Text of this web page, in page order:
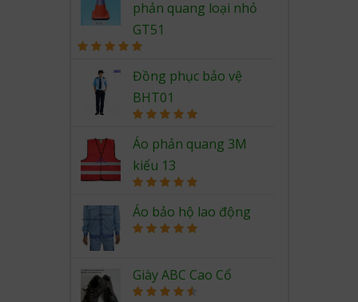
phản quang loại nhỏ
GT51
out of 5
Đồng phục bảo vệ
BHT01
out of 5
Áo phản quang 3M
kiểu 13
out of 5
Áo bảo hộ lao động
Giày ABC Cao Cổ